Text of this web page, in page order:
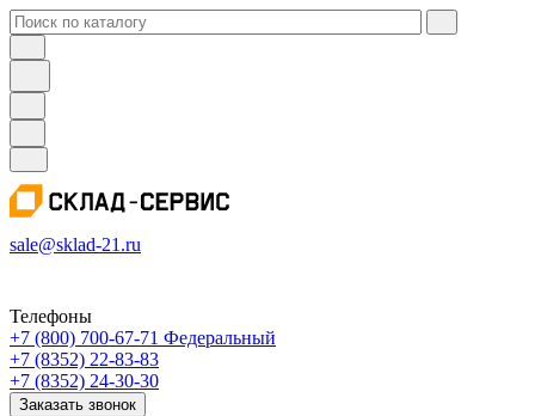
sale@sklad-21.ru
Телефоны
+7 (800) 700-67-71 Федеральный
+7 (8352) 22-83-83
+7 (8352) 24-30-30
Заказать звонок